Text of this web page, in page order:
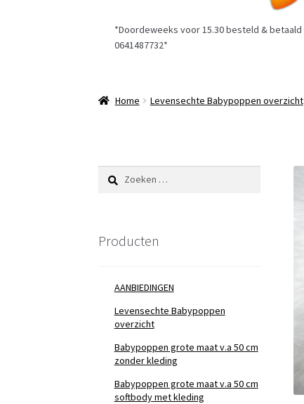
*Doordeweeks voor 15.30 besteld & betaald
0641487732*
Home Levensechte Babypoppen overzicht
Zoeken
naar:
Producten
AANBIEDINGEN
Levensechte Babypoppen
overzicht
Babypoppen grote maat v.a 50 cm
zonder kleding
Babypoppen grote maat v.a 50 cm
softbody met kleding